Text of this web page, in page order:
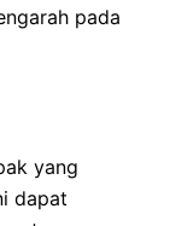
pada
yang
dapat